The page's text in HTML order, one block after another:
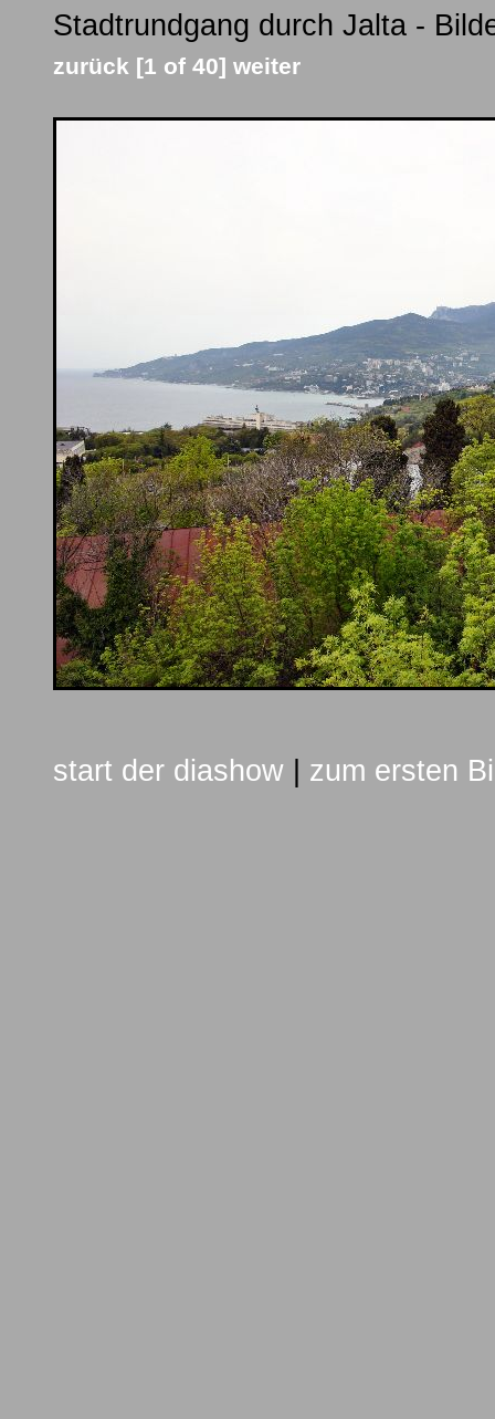
Stadtrundgang durch Jalta -
zurück [1 of 40] weiter
start der diashow zum ersten